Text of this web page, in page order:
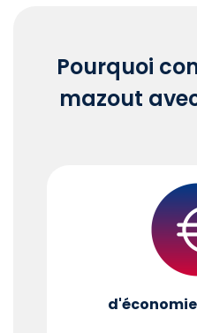
Pourquoi
mazout